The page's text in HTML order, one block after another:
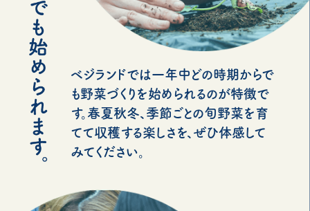
ベジランドでは一年中どの時期からで
も野菜づくりを始められるのが特徴で
す。春夏秋冬、季節ごとの旬野菜を育
てて収穫する楽しさを、ぜひ体感して
みてください。